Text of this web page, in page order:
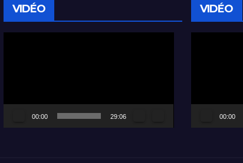
VIDÉO
00:00 29:06
VIDÉO
00:00